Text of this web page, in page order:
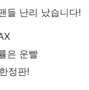
들 난리 났습니다!
은 운빨
정판!